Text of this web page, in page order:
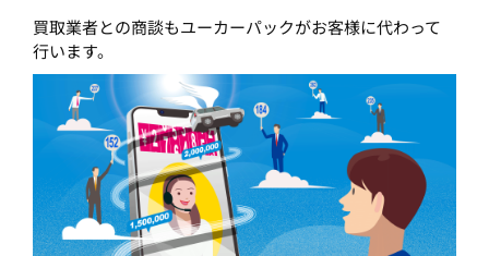
買取業者との商談もユーカーパックがお客様に代わって
行います。